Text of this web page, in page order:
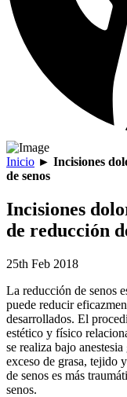
Inicio ► Incisiones
de senos
Incisiones
de reducción
25th Feb 2018
La reducción de senos
puede reducir
desarrollados. El
estético y físico
se realiza bajo
exceso de grasa, tejido
de senos es más
senos.